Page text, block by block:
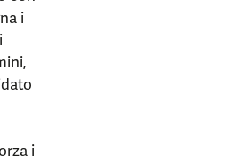
i
i